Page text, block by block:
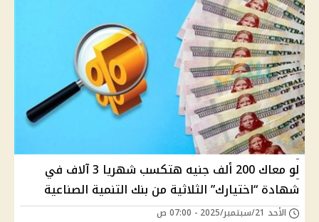
لو معاك 200 ألف جنيه هتكسب شهريا 3 آلاف في
شهادة “اختيارك” الثلاثية من بنك التنمية الصناعية
الأحد 21/سبتمبر/2025 - 07:00 ص